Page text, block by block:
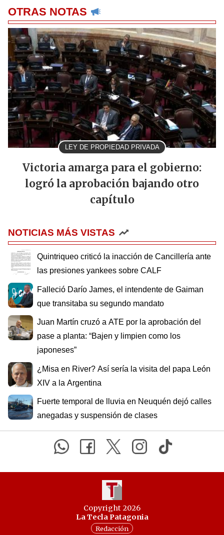
OTRAS NOTAS
LEY DE PROPIEDAD PRIVADA
Victoria amarga para el gobierno:
logró la aprobación bajando otro
capítulo
NOTICIAS MÁS VISTAS
Quintriqueo criticó la inacción de Cancillería ante
las presiones yankees sobre CALF
Falleció Darío James, el intendente de Gaiman
que transitaba su segundo mandato
Juan Martín cruzó a ATE por la aprobación del
pase a planta: “Bajen y limpien como los
japoneses”
¿Misa en River? Así sería la visita del papa León
XIV a la Argentina
Fuerte temporal de lluvia en Neuquén dejó calles
anegadas y suspensión de clases
Copyright 2026
La Tecla Patagonia
Redacción